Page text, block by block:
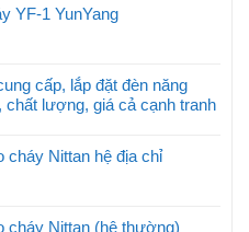
YF-1 YunYang
cấp, lắp đặt đèn năng
lượng, giá cả cạnh tranh
cháy Nittan hệ địa chỉ
cháy Nittan (hệ thường)